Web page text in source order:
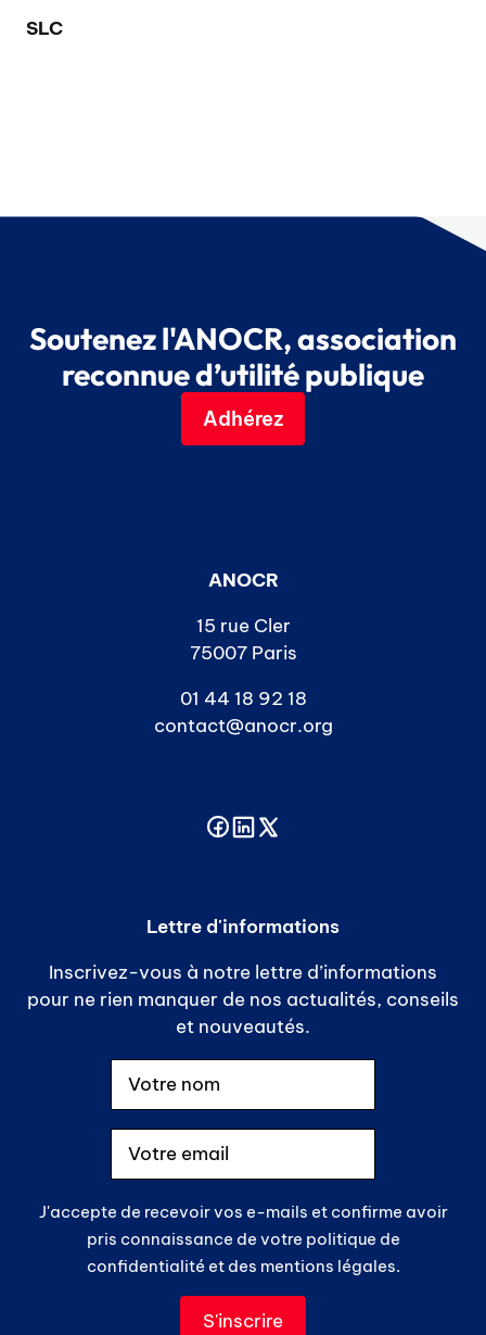
SLC
Soutenez l'ANOCR, association
reconnue d’utilité publique
Adhérez
ANOCR
15 rue Cler
75007 Paris
01 44 18 92 18
contact@anocr.org
Lettre d'informations
Inscrivez-vous à notre lettre d’informations
pour ne rien manquer de nos actualités, conseils
et nouveautés.
J'accepte de recevoir vos e-mails et confirme avoir
pris connaissance de votre politique de
confidentialité et des mentions légales.